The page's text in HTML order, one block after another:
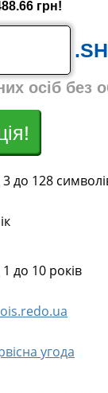
грн!
осіб без
3 до 128
1 до 10 років
угода